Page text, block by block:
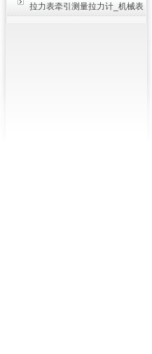
置打印） 扭矩检验仪器
拉力表牵引测量拉力计_机械表